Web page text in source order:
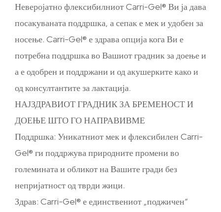
Неверојатно флексибилниот Carri-Gel® Ви ја дава
посакуваната поддршка, а сепак е мек и удобен за
носење. Carri-Gel® е здрава опција кога Ви е
потребна поддршка во Вашиот градник за доење и
а е одобрен и поддржани и од акушерките како и
од консултантите за лактација.
НАЈЗДРАВИОТ ГРАДНИК ЗА БРЕМЕНОСТ И
ДОЕЊЕ ШТО ГО НАПРАВИВМЕ
Поддршка: Уникатниот мек и флексибилен Carri-
Gel® ги поддржува природните промени во
големината и обликот на Вашите гради без
непријатност од тврди жици.
Здрав: Carri-Gel® е единствениот „поджичен“